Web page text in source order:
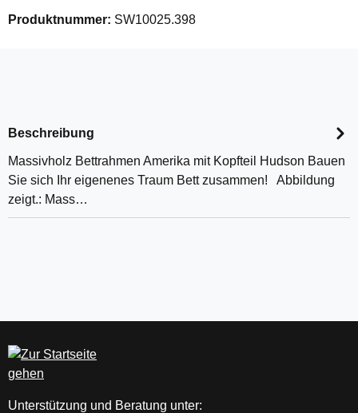
Produktnummer: SW10025.398
Beschreibung
Massivholz Bettrahmen Amerika mit Kopfteil Hudson Bauen
Sie sich Ihr eigenenes Traum Bett zusammen! Abbildung
zeigt.: Mass…
Unterstützung und Beratung unter: